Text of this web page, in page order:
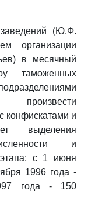
(Ю.Ф.
организации
в месячный
таможенных
конфискатами и
выделения
и
с 1 июня
1996 года -
года - 150